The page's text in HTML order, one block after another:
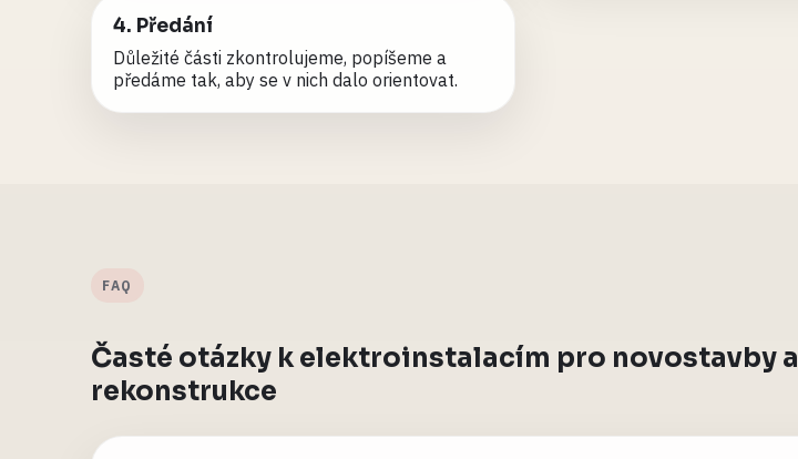
4. Předání
Důležité části zkontrolujeme, popíšeme a
předáme tak, aby se v nich dalo orientovat.
FAQ
Časté otázky k elektroinstalacím pro novostavby a
rekonstrukce